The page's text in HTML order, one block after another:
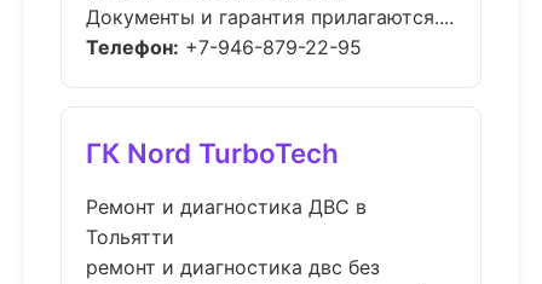
Документы и гарантия прилагаются....
Телефон: +7-946-879-22-95
ГК Nord TurboTech
Ремонт и диагностика ДВС в
Тольятти
ремонт и диагностика двс без